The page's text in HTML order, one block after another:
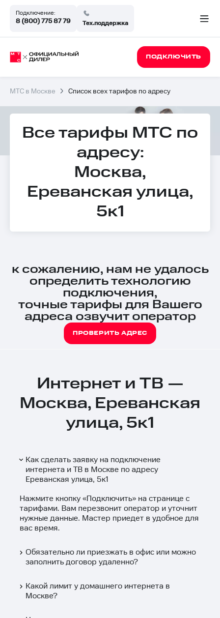
Подключение:
8 (800) 775 87 79 Тех.поддержка
ПОДКЛЮЧИТЬ
МТС в Москве Список всех тарифов по адресу
Все тарифы МТС по
адресу:
Москва,
Ереванская улица,
5к1
к сожалению, нам не удалось
определить технологию
подключения,
точные тарифы для Вашего
адреса озвучит оператор
ПРОВЕРИТЬ АДРЕС
Интернет и ТВ —
Москва, Ереванская
улица, 5к1
Как сделать заявку на подключение
интернета и ТВ в Москве по адресу
Ереванская улица, 5к1
Нажмите кнопку «Подключить» на странице с
тарифами. Вам перезвонит оператор и уточнит
нужные данные. Мастер приедет в удобное для
вас время.
Обязательно ли приезжать в офис или можно
заполнить договор удаленно?
Какой лимит у домашнего интернета в
Москве?